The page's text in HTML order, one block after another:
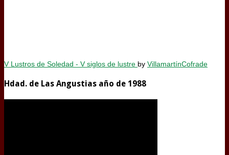
V Lustros de Soledad - V siglos de lustre by VillamartínCofrade
Hdad. de Las Angustias año de 1988